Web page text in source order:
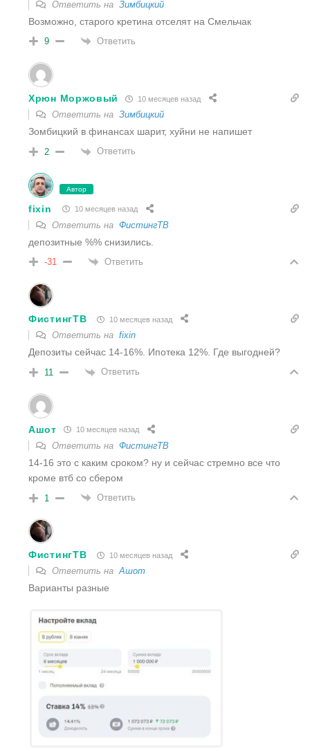
Ответить на Зимбицкий
Возможно, старого кретина отселят на Смельчак
9 Ответить
Хрюн Моржовый 10 месяцев назад
Ответить на Зимбицкий
Зомбицкий в финансах шарит, хуйни не напишет
2 Ответить
Автор
fixin 10 месяцев назад
Ответить на ФистингТВ
депозитные %% снизились.
-31 Ответить
ФистингТВ 10 месяцев назад
Ответить на fixin
Депозиты сейчас 14-16%. Ипотека 12%. Где выгодней?
11 Ответить
Ашот 10 месяцев назад
Ответить на ФистингТВ
14-16 это с каким сроком? ну и сейчас стремно все что
кроме втб со сбером
1 Ответить
ФистингТВ 10 месяцев назад
Ответить наАшот
Варианты разные